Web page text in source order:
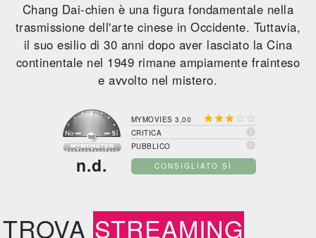
Chang Dai-chien è una figura fondamentale nella
trasmissione dell'arte cinese in Occidente. Tuttavia,
il suo esilio di 30 anni dopo aver lasciato la Cina
continentale nel 1949 rimane ampiamente frainteso
e avvolto nel mistero.
n.d.
MYMOVIES 3,00   
CRITICA 
PUBBLICO 
CONSIGLIATO SÌ
TROVA STREAMING